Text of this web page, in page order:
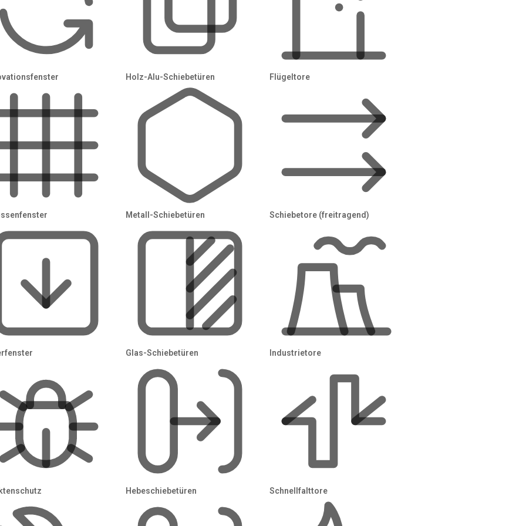
Holz-Alu-Schiebetüren
Metall-Schiebetüren
Glas-Schiebetüren
Hebeschiebetüren
Flügeltore
Schiebetore (freitragend)
Industrietore
Schnellfalttore
zusammen.
Sie passende Angebote per Mail
Leistungen
Energie & Solar
Klimaanlage
Fenster
Zäune
Kostenlos & unverbindlich